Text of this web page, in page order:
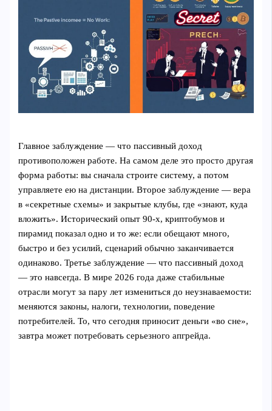
Главное заблуждение — что пассивный доход
противоположен работе. На самом деле это просто другая
форма работы: вы сначала строите систему, а потом
управляете ею на дистанции. Второе заблуждение — вера
в «секретные схемы» и закрытые клубы, где «знают, куда
вложить». Исторический опыт 90‑х, криптобумов и
пирамид показал одно и то же: если обещают много,
быстро и без усилий, сценарий обычно заканчивается
одинаково. Третье заблуждение — что пассивный доход
— это навсегда. В мире 2026 года даже стабильные
отрасли могут за пару лет измениться до неузнаваемости:
меняются законы, налоги, технологии, поведение
потребителей. То, что сегодня приносит деньги «во сне»,
завтра может потребовать серьезного апгрейда.